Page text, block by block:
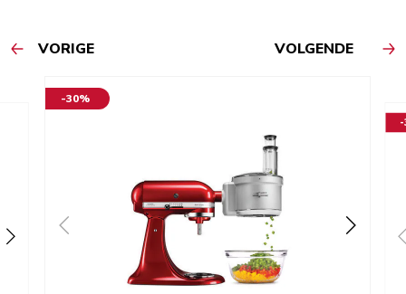
VORIGE VOLGENDE
-30%
-